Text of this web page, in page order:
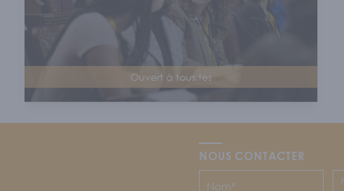
Ouvert à tous.tes
NOUS CONTACTER